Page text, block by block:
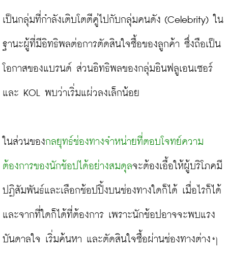
เป็นกลุ่มที่กำลังเติบโตตีคู่ไปกับกลุ่มคนดัง (Celebrity) ใน
ฐานะผู้ที่มีอิทธิพลต่อการตัดสินใจซื้อของลูกค้า ซึ่งถือเป็น
โอกาสของแบรนด์ ส่วนอิทธิพลของกลุ่มอินฟลูเอนเซอร์
และ KOL พบว่าเริ่มแผ่วลงเล็กน้อย
ในส่วนของกลยุทธ์ช่องทางจำหน่ายที่ตอบโจทย์ความ
ต้องการของนักช้อปได้อย่างสมดุลจะต้องเอื้อให้ผู้บริโภคมี
ปฏิสัมพันธ์และเลือกช้อปปิ้งบนช่องทางใดก็ได้ เมื่อไรก็ได้
และจากที่ใดก็ได้ที่ต้องการ เพราะนักช้อปอาจจะพบแรง
บันดาลใจ เริ่มค้นหา และตัดสินใจซื้อผ่านช่องทางต่างๆ